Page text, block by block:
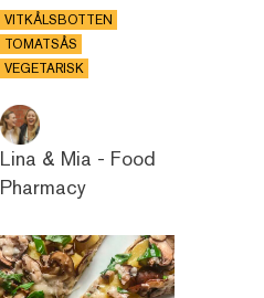
VITKÅLSBOTTEN
TOMATSÅS
VEGETARISK
Lina & Mia - Food
Pharmacy